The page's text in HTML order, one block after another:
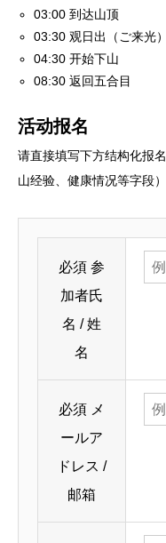
03:00 到达山顶
03:30 观日出（ご来光
04:30 开始下山
08:30 返回五合目
活动报名
请直接填写下方结构化报
山经验、健康情况等字段）
必須 参
加者氏
名 / 姓
名
必須 メ
ールア
ドレス /
邮箱